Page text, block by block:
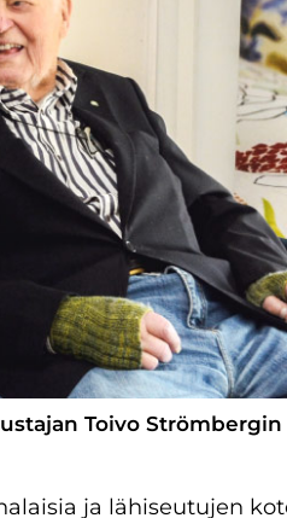
Toivo Strömbergin
ja lähiseutujen